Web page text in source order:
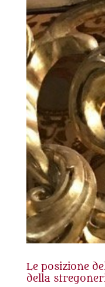
Le posizione
della